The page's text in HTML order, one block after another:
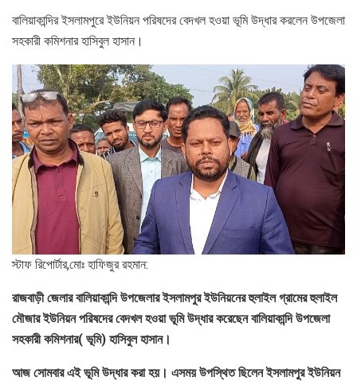
বালিয়াকান্দির ইসলামপুরে ইউনিয়ন পরিষদের বেদখল হওয়া ভূমি উদ্ধার করলেন উপজেলা
সহকারী কমিশনার হাসিবুল হাসান।
স্টাফ রিপোর্টার,মোঃ হাফিজুর রহমান:
রাজবাড়ী জেলার বালিয়াকান্দি উপজেলার ইসলামপুর ইউনিয়নের হুলাইল গ্রামের হুলাইল
মৌজার ইউনিয়ন পরিষদের বেদখল হওয়া ভূমি উদ্ধার করেছেন বালিয়াকান্দি উপজেলা
সহকারী কমিশনার( ভূমি) হাসিবুল হাসান।
আজ সোমবার এই ভূমি উদ্ধার করা হয়। এসময় উপস্থিত ছিলেন ইসলামপুর ইউনিয়ন